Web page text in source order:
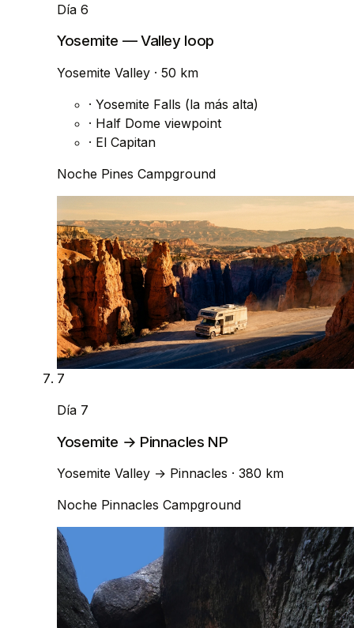
Día 6
Yosemite — Valley loop
Yosemite Valley · 50 km
· Yosemite Falls (la más alta)
· Half Dome viewpoint
· El Capitan
Noche Pines Campground
7
Día 7
Yosemite → Pinnacles NP
Yosemite Valley → Pinnacles · 380 km
Noche Pinnacles Campground